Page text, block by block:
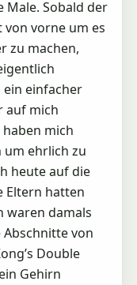
Male. Sobald der
vorne um es
zu machen,
einfacher
auf mich
mich
ehrlich zu
heute auf die
Eltern hatten
waren damals
von
Double
Gehirn